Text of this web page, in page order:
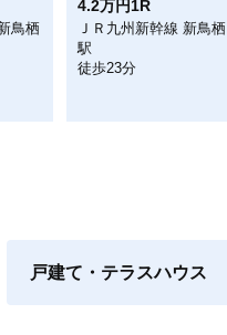
鳥栖
4.2万円1R
ＪＲ九州新幹線 新鳥栖
駅
徒歩23分
戸建て・テラスハウス